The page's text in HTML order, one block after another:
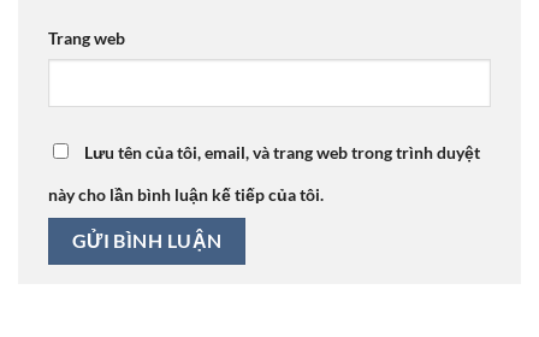
Trang web
Lưu tên của tôi, email, và trang web trong trình duyệt
này cho lần bình luận kế tiếp của tôi.